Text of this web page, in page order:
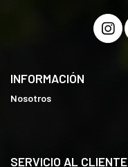
INFORMACIÓN
Nosotros
SERVICIO AL CLIENTE